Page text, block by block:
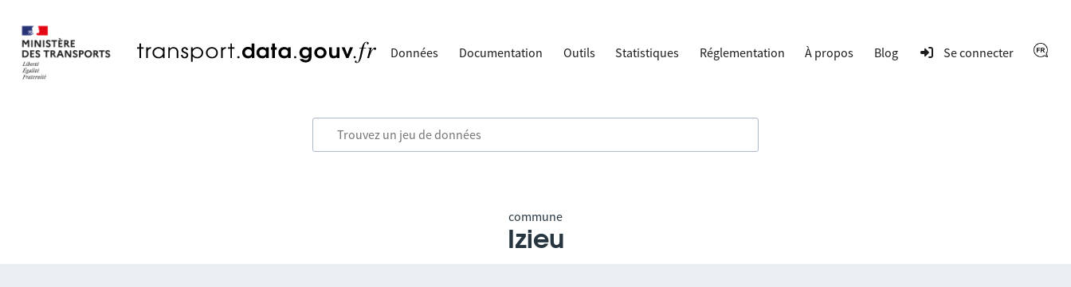
Données Documentation Outils Statistiques Réglementation À propos Blog Se connecter
commune
Izieu